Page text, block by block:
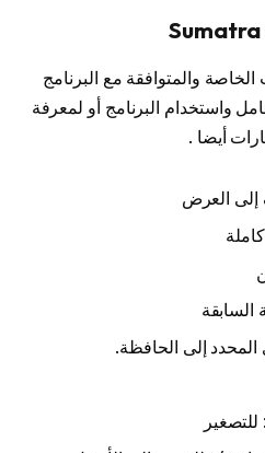
والمتوافقة مع البرنامج
واستخدام البرنامج أو لمعرفة
أيضا .